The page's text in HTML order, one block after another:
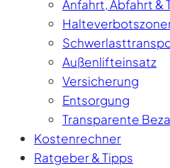
Anfahrt, Abfahrt &
Außenlifteinsatz
Versicherung
Entsorgung
Transparente
Kostenrechner
Ratgeber & Tipps